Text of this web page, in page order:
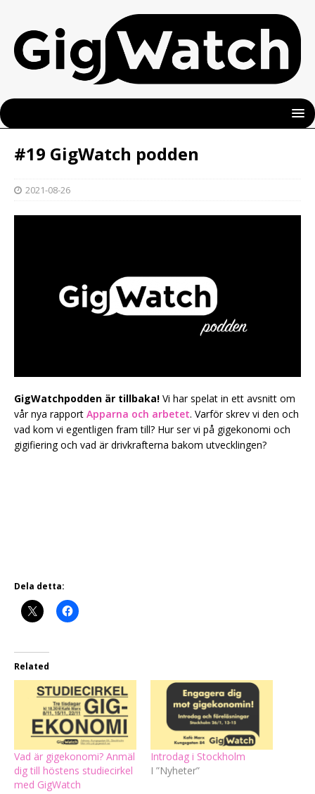
#19 GigWatch podden
2021-08-26
GigWatchpodden är tillbaka! Vi har spelat in ett avsnitt om
vår nya rapport Apparna och arbetet. Varför skrev vi den och
vad kom vi egentligen fram till? Hur ser vi på gigekonomi och
gigifiering och vad är drivkrafterna bakom utvecklingen?
Dela detta:
Related
Vad är gigekonomi? Anmäl
dig till höstens studiecirkel
med GigWatch
Introdag i Stockholm
I ”Nyheter”